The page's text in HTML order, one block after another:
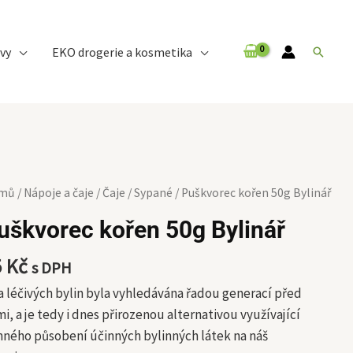
EKO drogerie a kosmetika Hledat
/ Nápoje a čaje / Čaje /Sypané / Puškvorec kořen 50g Bylinář
kořen 50g Bylinář
Kčs DPH
léčivých bylin byla vyhledávána řadou generací před
a je tedy i dnes přirozenou alternativou využívající
působení účinných bylinných látek na náš